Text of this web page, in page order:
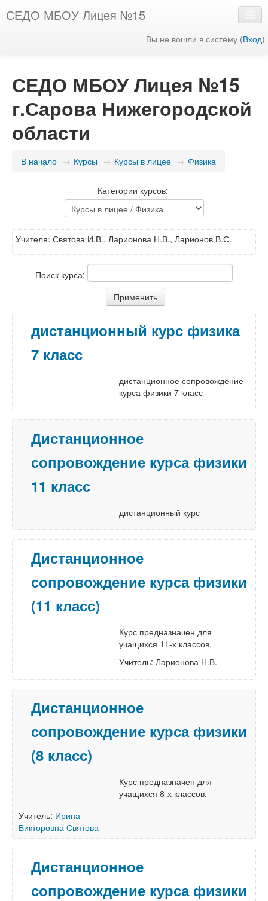
СЕДО МБОУ Лицея №15
Вы не вошли в систему (Вход)
СЕДО МБОУ Лицея №15
г.Сарова Нижегородской
области
В начало → Курсы → Курсы в лицее → Физика
Категории курсов:
Учителя: Святова И.В., Ларионова Н.В., Ларионов В.С.
Поиск курса:
дистанционный курс физика
7 класс
дистанционное сопровождение
курса физики 7 класс
Дистанционное
сопровождение курса физики
11 класс
дистанционный курс
Дистанционное
сопровождение курса физики
(11 класс)
Курс предназначен для
учащихся 11-х классов.
Учитель: Ларионова Н.В.
Дистанционное
сопровождение курса физики
(8 класс)
Курс предназначен для
учащихся 8-х классов.
Учитель: Ирина
Викторовна Святова
Дистанционное
сопровождение курса физики